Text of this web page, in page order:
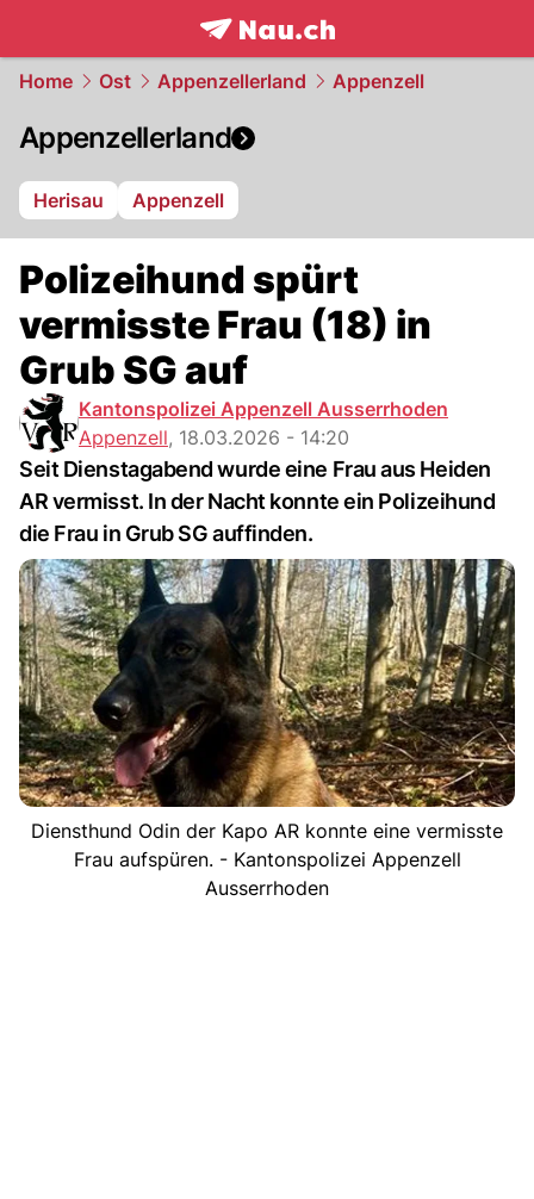
frontpage.NAU.ch
Home Ost Appenzellerland Appenzell
Appenzellerland
Herisau Appenzell
Polizeihund spürt
vermisste Frau (18) in
Grub SG auf
Kantonspolizei Appenzell Ausserrhoden
Appenzell, 18.03.2026 - 14:20
Seit Dienstagabend wurde eine Frau aus Heiden
AR vermisst. In der Nacht konnte ein Polizeihund
die Frau in Grub SG auffinden.
Diensthund Odin der Kapo AR konnte eine vermisste
Frau aufspüren. - Kantonspolizei Appenzell
Ausserrhoden